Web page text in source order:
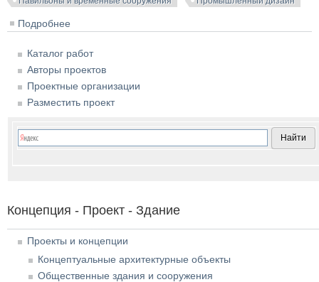
Подробнее
Каталог работ
Авторы проектов
Проектные организации
Разместить проект
Концепция - Проект - Здание
Проекты и концепции
Концептуальные архитектурные объекты
Общественные здания и сооружения